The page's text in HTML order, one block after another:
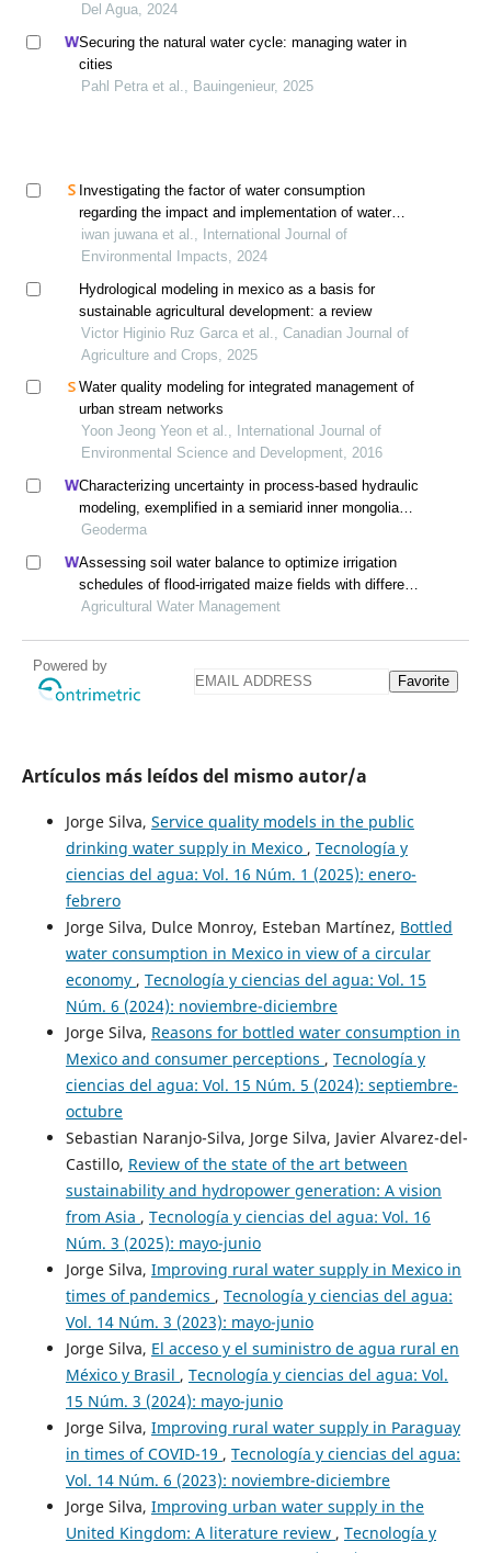
Del Agua, 2024
Securing the natural water cycle: managing water in
cities
Pahl Petra et al., Bauingenieur, 2025
Investigating the factor of water consumption
regarding the impact and implementation of water
governance in urban areas
iwan juwana et al., International Journal of
Environmental Impacts, 2024
Hydrological modeling in mexico as a basis for
sustainable agricultural development: a review
Victor Higinio Ruz Garca et al., Canadian Journal of
Agriculture and Crops, 2025
Water quality modeling for integrated management of
urban stream networks
Yoon Jeong Yeon et al., International Journal of
Environmental Science and Development, 2016
Characterizing uncertainty in process-based hydraulic
modeling, exemplified in a semiarid inner mongolia
steppe
Geoderma
Assessing soil water balance to optimize irrigation
schedules of flood-irrigated maize fields with different
cultivation histories in the arid region
Agricultural Water Management
Powered by
Favorite
Artículos más leídos del mismo autor/a
Jorge Silva, Service quality models in the public
drinking water supply in Mexico , Tecnología y
ciencias del agua: Vol. 16 Núm. 1 (2025): enero-
febrero
Jorge Silva, Dulce Monroy, Esteban Martínez, Bottled
water consumption in Mexico in view of a circular
economy , Tecnología y ciencias del agua: Vol. 15
Núm. 6 (2024): noviembre-diciembre
Jorge Silva, Reasons for bottled water consumption in
Mexico and consumer perceptions , Tecnología y
ciencias del agua: Vol. 15 Núm. 5 (2024): septiembre-
octubre
Sebastian Naranjo-Silva, Jorge Silva, Javier Alvarez-del-
Castillo, Review of the state of the art between
sustainability and hydropower generation: A vision
from Asia , Tecnología y ciencias del agua: Vol. 16
Núm. 3 (2025): mayo-junio
Jorge Silva, Improving rural water supply in Mexico in
times of pandemics , Tecnología y ciencias del agua:
Vol. 14 Núm. 3 (2023): mayo-junio
Jorge Silva, El acceso y el suministro de agua rural en
México y Brasil , Tecnología y ciencias del agua: Vol.
15 Núm. 3 (2024): mayo-junio
Jorge Silva, Improving rural water supply in Paraguay
in times of COVID-19 , Tecnología y ciencias del agua:
Vol. 14 Núm. 6 (2023): noviembre-diciembre
Jorge Silva, Improving urban water supply in the
United Kingdom: A literature review , Tecnología y